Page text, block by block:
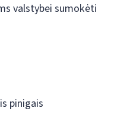
valstybei sumokėti
pinigais